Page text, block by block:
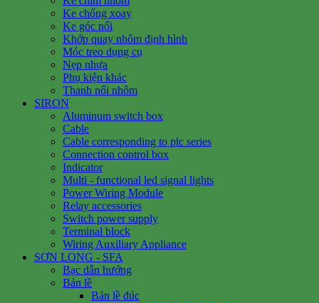
Ke chống xoay
Ke góc nổi
Khớp quay nhôm định hình
Móc treo dụng cụ
Nẹp nhựa
Phụ kiện khác
Thanh nối nhôm
SIRON
Aluminum switch box
Cable
Cable corresponding to plc series
Connection control box
Indicator
Multi - functional led signal lights
Power Wiring Module
Relay accessories
Switch power supply
Terminal block
Wiring Auxiliary Appliance
SƠN LONG - SFA
Bạc dẫn hướng
Bản lề
Bản lề đúc